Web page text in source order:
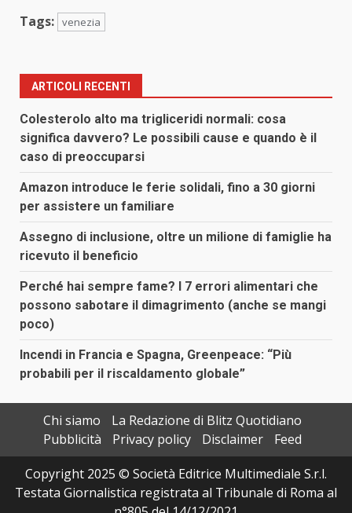
Tags: venezia
ARTICOLI RECENTI
Colesterolo alto ma trigliceridi normali: cosa
significa davvero? Le possibili cause e quando è il
caso di preoccuparsi
Amazon introduce le ferie solidali, fino a 30 giorni
per assistere un familiare
Assegno di inclusione, oltre un milione di famiglie ha
ricevuto il beneficio
Perché hai sempre fame? I 7 errori alimentari che
possono sabotare il dimagrimento (anche se mangi
poco)
Incendi in Francia e Spagna, Greenpeace: “Più
probabili per il riscaldamento globale”
Chi siamo
La Redazione di Blitz Quotidiano
Pubblicità
Privacy policy Disclaimer
Feed
Copyright 2025 © Società Editrice Multimediale S.r.l.
Testata Giornalistica registrata al Tribunale di Roma al